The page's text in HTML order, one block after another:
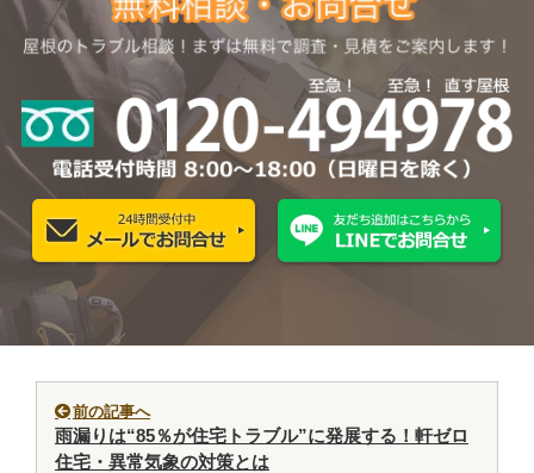
前の記事へ
雨漏りは“85％が住宅トラブル”に発展する！軒ゼロ
住宅・異常気象の対策とは